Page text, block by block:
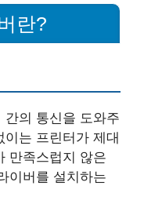
란?
간의 통신을 도와주
는 프린터가 제대
만족스럽지 않은
이버를 설치하는